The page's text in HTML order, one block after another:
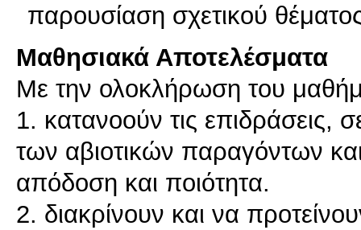
παρουσίαση σχετικού
Μαθησιακά Αποτελέσματα
Με την ολοκλήρωση του
1. κατανοούν τις επιδράσεις,
των αβιοτικών παραγόντων
απόδοση και ποιότητα.
2. διακρίνουν και να